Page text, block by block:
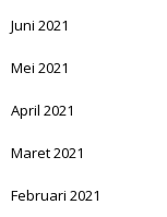
Juni 2021
Mei 2021
April 2021
Maret 2021
Februari 2021